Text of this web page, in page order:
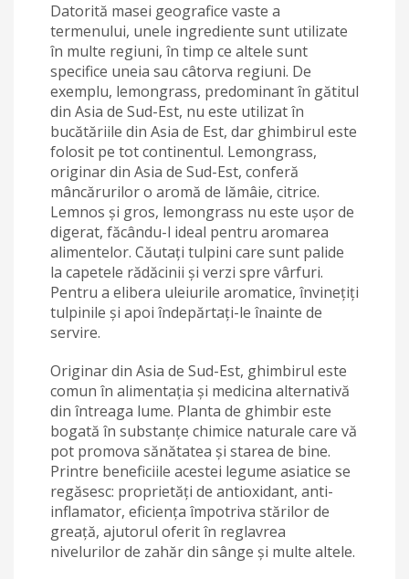
Datorită masei geografice vaste a
termenului, unele ingrediente sunt utilizate
în multe regiuni, în timp ce altele sunt
specifice uneia sau câtorva regiuni. De
exemplu, lemongrass, predominant în gătitul
din Asia de Sud-Est, nu este utilizat în
bucătăriile din Asia de Est, dar ghimbirul este
folosit pe tot continentul. Lemongrass,
originar din Asia de Sud-Est, conferă
mâncărurilor o aromă de lămâie, citrice.
Lemnos și gros, lemongrass nu este ușor de
digerat, făcându-l ideal pentru aromarea
alimentelor. Căutați tulpini care sunt palide
la capetele rădăcinii și verzi spre vârfuri.
Pentru a elibera uleiurile aromatice, învinețiți
tulpinile și apoi îndepărtați-le înainte de
servire.
Originar din Asia de Sud-Est, ghimbirul este
comun în alimentația și medicina alternativă
din întreaga lume. Planta de ghimbir este
bogată în substanțe chimice naturale care vă
pot promova sănătatea și starea de bine.
Printre beneficiile acestei legume asiatice se
regăsesc: proprietăți de antioxidant, anti-
inflamator, eficiența împotriva stărilor de
greață, ajutorul oferit în reglavrea
nivelurilor de zahăr din sânge și multe altele.